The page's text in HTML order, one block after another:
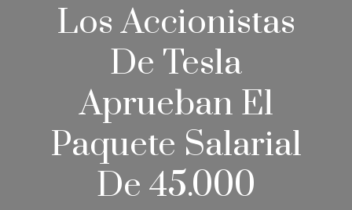
Los Accionistas
De Tesla
Aprueban El
Paquete Salarial
De 45.000